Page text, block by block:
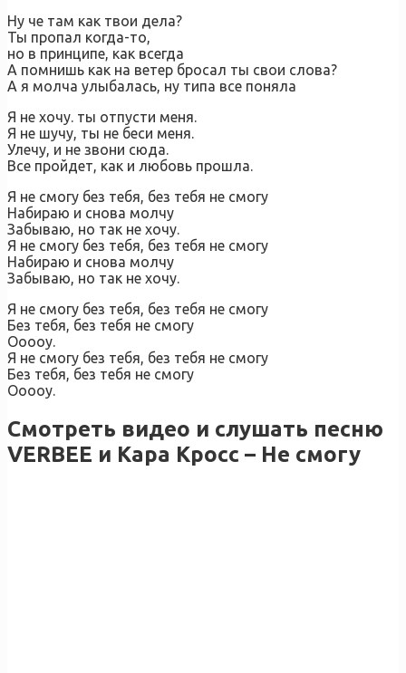
Ну че там как твои дела?
Ты пропал когда-то,
но в принципе, как всегда
А помнишь как на ветер бросал ты свои слова?
А я молча улыбалась, ну типа все поняла
Я не хочу. ты отпусти меня.
Я не шучу, ты не беси меня.
Улечу, и не звони сюда.
Все пройдет, как и любовь прошла.
Я не смогу без тебя, без тебя не смогу
Набираю и снова молчу
Забываю, но так не хочу.
Я не смогу без тебя, без тебя не смогу
Набираю и снова молчу
Забываю, но так не хочу.
Я не смогу без тебя, без тебя не смогу
Без тебя, без тебя не смогу
Ооооу.
Я не смогу без тебя, без тебя не смогу
Без тебя, без тебя не смогу
Ооооу.
Смотреть видео и слушать песню
VERBEE и Кара Кросс – Не смогу